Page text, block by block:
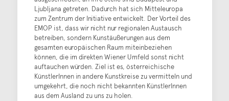
Ljubljana getreten. Dadurch hat sich Mitteleuropa
zum Zentrum der Initiative entwickelt. Der Vorteil des
EMOP ist, dass wir nicht nur regionalen Austausch
betreiben, sondern Kunstäußerungen aus dem
gesamten europäischen Raum miteinbeziehen
können, die im direkten Wiener Umfeld sonst nicht
auftauchen würden. Ziel ist es, österreichische
KünstlerInnen in andere Kunstkreise zu vermitteln und
umgekehrt, die noch nicht bekannten KünstlerInnen
aus dem Ausland zu uns zu holen.